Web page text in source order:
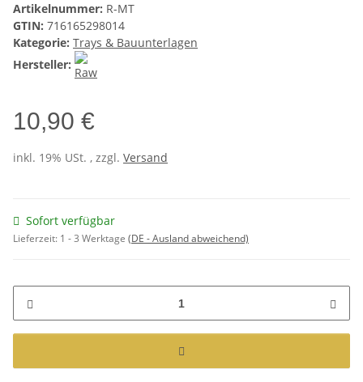
Artikelnummer: R-MT
GTIN: 716165298014
Kategorie: Trays & Bauunterlagen
Hersteller:
10,90 €
inkl. 19% USt. , zzgl. Versand
Sofort verfügbar
Lieferzeit: 1 - 3 Werktage (DE - Ausland abweichend)